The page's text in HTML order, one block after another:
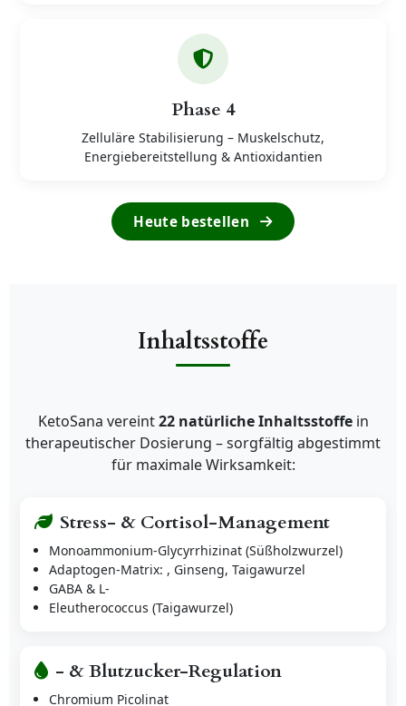
Phase 4
Zelluläre Stabilisierung – Muskelschutz,
Energiebereitstellung & Antioxidantien
Heute bestellen
Inhaltsstoffe
KetoSana vereint22 natürliche Inhaltsstoffein
therapeutischer Dosierung – sorgfältig abgestimmt
für maximale Wirksamkeit:
Stress- & Cortisol-Management
Monoammonium-Glycyrrhizinat (Süßholzwurzel)
Adaptogen-Matrix: , Ginseng, Taigawurzel
GABA & L-
Eleutherococcus (Taigawurzel)
- & Blutzucker-Regulation
Chromium Picolinat